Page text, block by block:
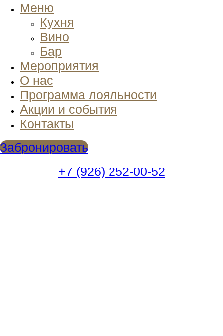
Меню
Кухня
Вино
Бар
Мероприятия
О нас
Программа лояльности
Акции и события
Контакты
Забронировать
+7 (926) 252-00-52